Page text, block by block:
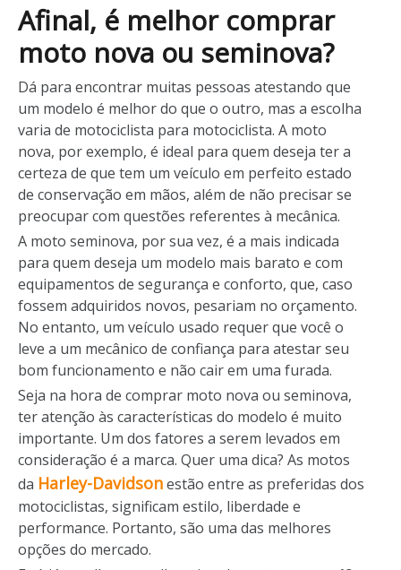
Afinal, é melhor comprar
moto nova ou seminova?
Dá para encontrar muitas pessoas atestando que
um modelo é melhor do que o outro, mas a escolha
varia de motociclista para motociclista. A moto
nova, por exemplo, é ideal para quem deseja ter a
certeza de que tem um veículo em perfeito estado
de conservação em mãos, além de não precisar se
preocupar com questões referentes à mecânica.
A moto seminova, por sua vez, é a mais indicada
para quem deseja um modelo mais barato e com
equipamentos de segurança e conforto, que, caso
fossem adquiridos novos, pesariam no orçamento.
No entanto, um veículo usado requer que você o
leve a um mecânico de confiança para atestar seu
bom funcionamento e não cair em uma furada.
Seja na hora de comprar moto nova ou seminova,
ter atenção às características do modelo é muito
importante. Um dos fatores a serem levados em
consideração é a marca. Quer uma dica? As motos
da Harley-Davidsonestão entre as preferidas dos
motociclistas, significam estilo, liberdade e
performance. Portanto, são uma das melhores
opções do mercado.